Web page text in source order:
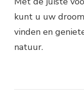
kunt u uw
vinden en
natuur.